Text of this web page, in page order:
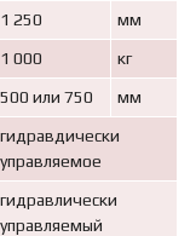
1 250
мм
1 000
кг
500 или 750 мм
гидравдически
управляемое
гидравлически
управляемый